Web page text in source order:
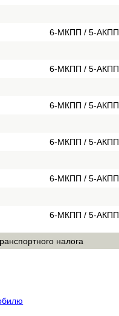
6-МКПП / 5-АКПП
6-МКПП / 5-АКПП
6-МКПП / 5-АКПП
6-МКПП / 5-АКПП
6-МКПП / 5-АКПП
6-МКПП / 5-АКПП
налога